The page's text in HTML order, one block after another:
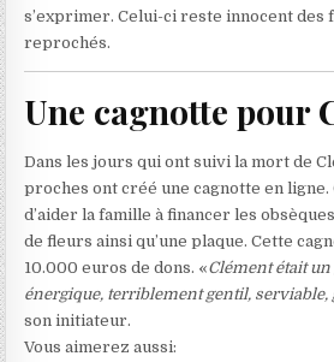
s’exprimer. Celui-ci reste innocent des
reprochés.
Une cagnotte pour
Dans les jours qui ont suivi la mort de
proches ont créé une cagnotte en
d’aider la famille à financer les
de fleurs ainsi qu’une plaque. Cette
10.000 euros de dons. «Clément était
énergique, terriblement gentil, serviable,
son initiateur.
Vous aimerez aussi: